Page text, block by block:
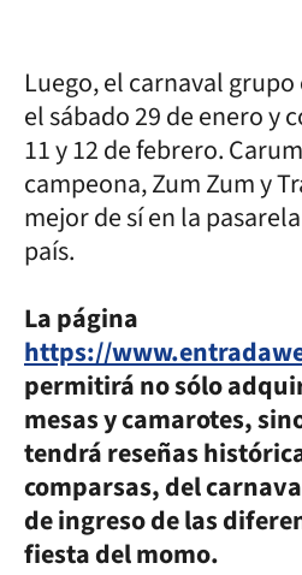
Luego, el carnaval
el sábado 29 de enero y
11 y 12 de febrero.
campeona, Zum Zum y
mejor de sí en la
país.
La página
https://
permitirá no sólo
mesas y camarotes,
tendrá reseñas
comparsas, del
de ingreso de las
fiesta del momo.